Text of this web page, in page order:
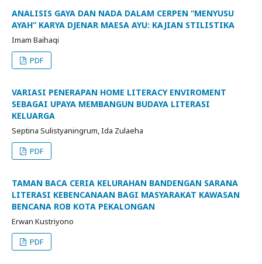
ANALISIS GAYA DAN NADA DALAM CERPEN “MENYUSU
AYAH” KARYA DJENAR MAESA AYU: KAJIAN STILISTIKA
Imam Baihaqi
PDF
VARIASI PENERAPAN HOME LITERACY ENVIROMENT
SEBAGAI UPAYA MEMBANGUN BUDAYA LITERASI
KELUARGA
Septina Sulistyaningrum, Ida Zulaeha
PDF
TAMAN BACA CERIA KELURAHAN BANDENGAN SARANA
LITERASI KEBENCANAAN BAGI MASYARAKAT KAWASAN
BENCANA ROB KOTA PEKALONGAN
Erwan Kustriyono
PDF